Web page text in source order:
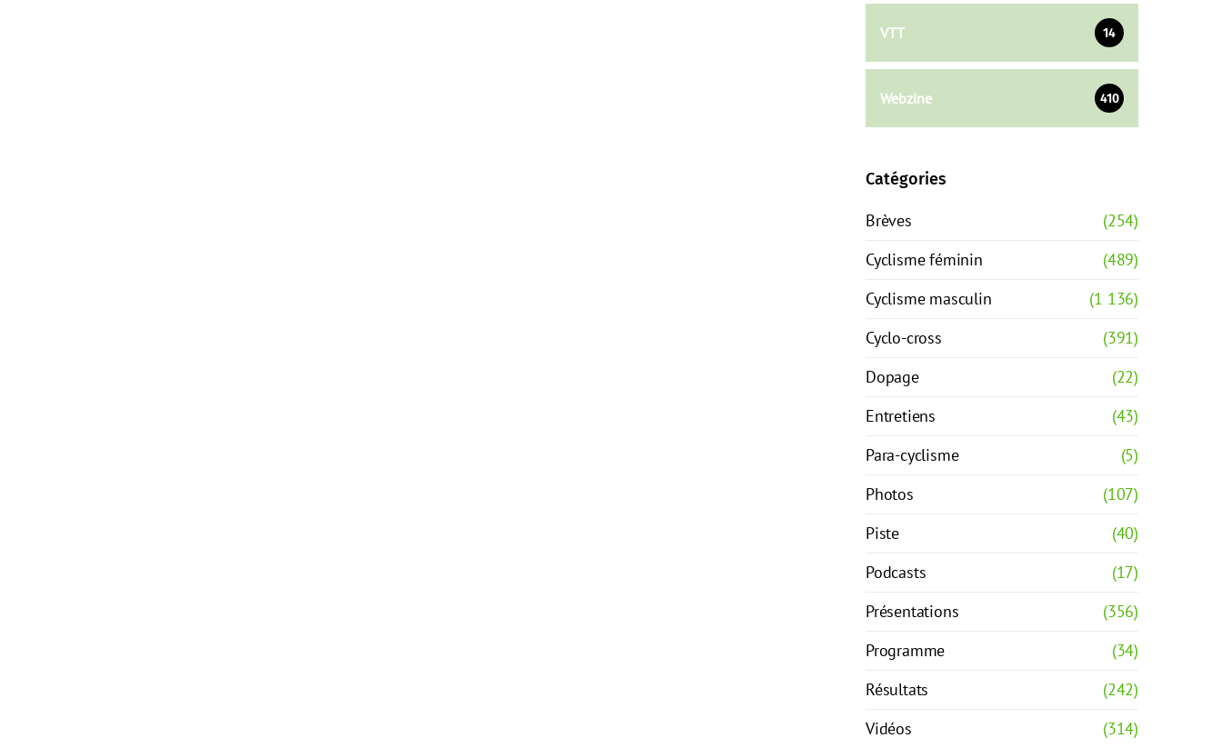
VTT 14
Webzine 410
Catégories
Brèves
(254)
Cyclisme féminin
(489)
Cyclisme masculin
(1 136)
Cyclo-cross
(391)
Dopage
(22)
Entretiens
(43)
Para-cyclisme
(5)
Photos
(107)
Piste
(40)
Podcasts
(17)
Présentations
(356)
Programme
(34)
Résultats
(242)
Vidéos
(314)